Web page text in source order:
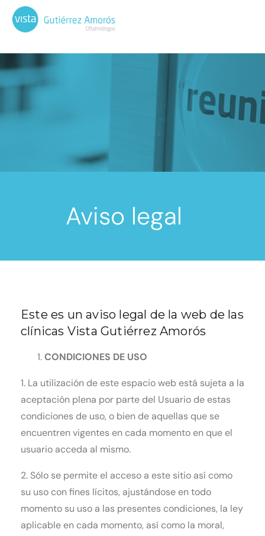
Aviso legal
Este es un aviso legal de la web de las
clínicas Vista Gutiérrez Amorós
CONDICIONES DE USO
1. La utilización de este espacio web está sujeta a la
aceptación plena por parte del Usuario de estas
condiciones de uso, o bien de aquellas que se
encuentren vigentes en cada momento en que el
usuario acceda al mismo.
2. Sólo se permite el acceso a este sitio así como
su uso con fines lícitos, ajustándose en todo
momento su uso a las presentes condiciones, la ley
aplicable en cada momento, así como la moral,